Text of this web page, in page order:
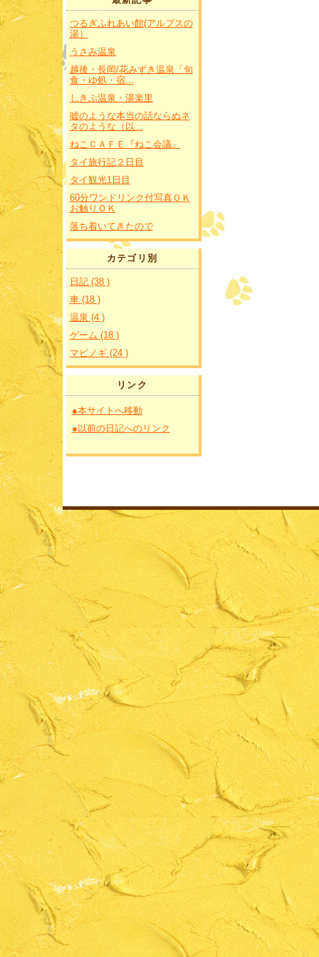
つるぎふれあい館(アルプスの
湯）
うさみ温泉
越後・長岡/花みずき温泉「旬
食・ゆ処・宿...
しきぶ温泉・湯楽里
嘘のような本当の話ならぬネ
タのような（以...
ねこＣＡＦＥ『ねこ会議』
タイ旅行記２日目
タイ観光1日目
60分ワンドリンク付写真ＯＫ
お触りＯＫ
落ち着いてきたので
カテゴリ別
日記 (38 )
車 (18 )
温泉 (4 )
ゲーム (18 )
マビノギ (24 )
リンク
●本サイトへ移動
●以前の日記へのリンク